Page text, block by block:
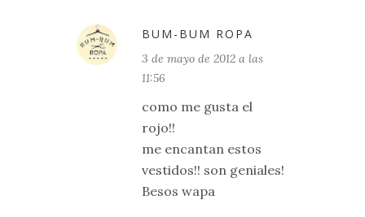
BUM-BUM ROPA
3 de mayo de 2012 a las
11:56
como me gusta el
rojo!!
me encantan estos
vestidos!! son geniales!
Besos wapa